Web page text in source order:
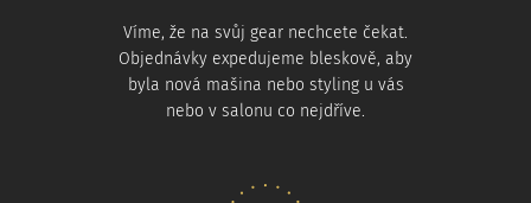
Víme, že na svůj gear nechcete čekat.
Objednávky expedujeme bleskově, aby
byla nová mašina nebo styling u vás
nebo v salonu co nejdříve.